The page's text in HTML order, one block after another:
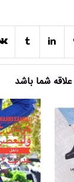
شما باشد